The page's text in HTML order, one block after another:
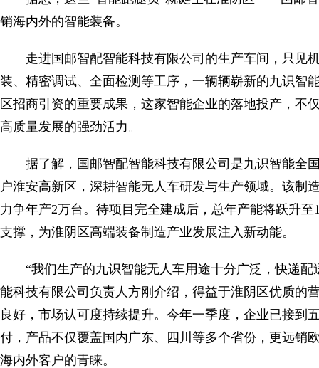
销海内外的智能装备。
走进国邮智配智能科技有限公司的生产车间，只见
装、精密调试、全面检测等工序，一辆辆崭新的九识智
区招商引资的重要成果，这家智能企业的落地投产，不
高质量发展的强劲活力。
据了解，国邮智配智能科技有限公司是九识智能全
户淮安高新区，深耕智能无人车研发与生产领域。该制
力争年产2万台。待项目完全建成后，总年产能将跃升
支撑，为淮阴区高端装备制造产业发展注入新动能。
“我们生产的九识智能无人车用途十分广泛，快递
能科技有限公司负责人方刚介绍，得益于淮阴区优质的
良好，市场认可度持续提升。今年一季度，企业已接到
付，产品不仅覆盖国内广东、四川等多个省份，更远销
海内外客户的青睐。